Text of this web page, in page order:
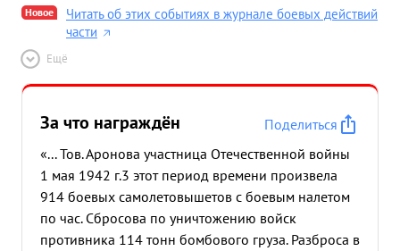
Новое
Читать об этих событиях в журнале боевых действий
части
Ещё
За что награждён
Поделиться
«... Тов. Аронова участница Отечественной войны
1 мая 1942 г.3 этот период времени произвела
914 боевых самолетовышетов с боевым налетом
по час. Сбросова по уничтожению войск
противника 114 тонн бомбового груза. Разброса в